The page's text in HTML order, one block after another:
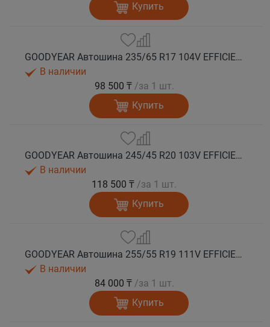
Купить
GOODYEAR Автошина 235/65 R17 104V EFFICIENTGRIP 2 SUV XL лето
В наличии
98 500 ₸ /за 1 шт.
Купить
GOODYEAR Автошина 245/45 R20 103V EFFICIENTGRIP 2 SUV XL FP лето
В наличии
118 500 ₸ /за 1 шт.
Купить
GOODYEAR Автошина 255/55 R19 111V EFFICIENTGRIP 2 SUV XL EV-Ready лето
В наличии
84 000 ₸ /за 1 шт.
Купить